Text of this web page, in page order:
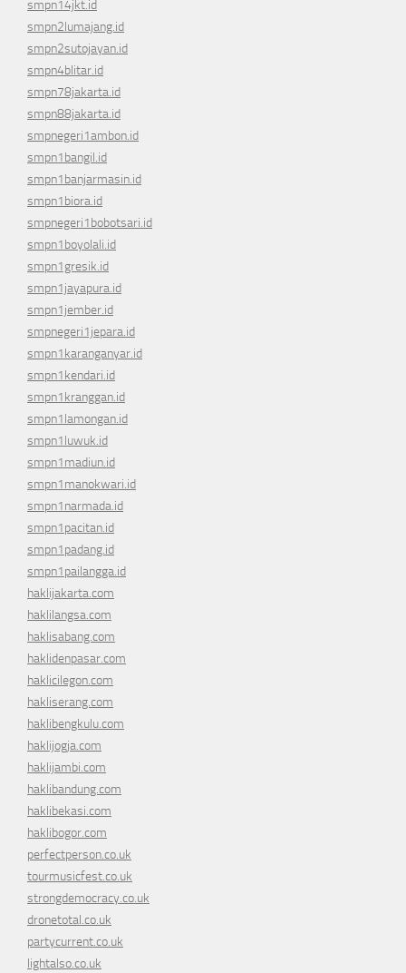
smpn14jkt.id
smpn2lumajang.id
smpn2sutojayan.id
smpn4blitar.id
smpn78jakarta.id
smpn88jakarta.id
smpnegeri1ambon.id
smpn1bangil.id
smpn1banjarmasin.id
smpn1biora.id
smpnegeri1bobotsari.id
smpn1boyolali.id
smpn1gresik.id
smpn1jayapura.id
smpn1jember.id
smpnegeri1jepara.id
smpn1karanganyar.id
smpn1kendari.id
smpn1kranggan.id
smpn1lamongan.id
smpn1luwuk.id
smpn1madiun.id
smpn1manokwari.id
smpn1narmada.id
smpn1pacitan.id
smpn1padang.id
smpn1pailangga.id
haklijakarta.com
haklilangsa.com
haklisabang.com
haklidenpasar.com
haklicilegon.com
hakliserang.com
haklibengkulu.com
haklijogja.com
haklijambi.com
haklibandung.com
haklibekasi.com
haklibogor.com
perfectperson.co.uk
tourmusicfest.co.uk
strongdemocracy.co.uk
dronetotal.co.uk
partycurrent.co.uk
lightalso.co.uk